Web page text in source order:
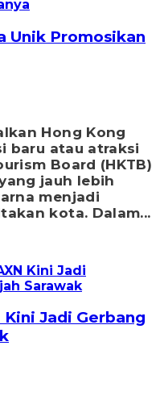
Unik Promosikan
Hong Kong
baru atau atraksi
Board (HKTB)
jauh lebih
menjadi
kota. Dalam...
Jadi Gerbang